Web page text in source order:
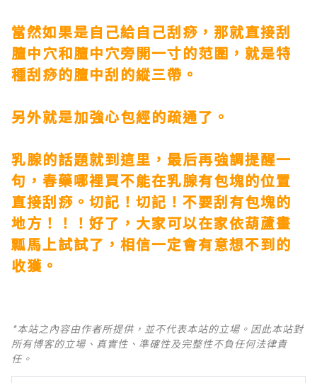
當然如果是自己給自己刮痧，那就直接刮
膻中穴和膻中穴旁開一寸的范圍，就是特
種刮痧的膻中刮的縱三帶。
另外就是加強心包經的疏通了。
乳腺的話題就到這里，最后再強調提醒一
句， 春藥哪裡買不能在乳腺有包塊的位置
直接刮痧。切記！切記！不要刮有包塊的
地方！！！好了，大家可以在家依葫蘆畫
瓢馬上試試了，相信一定會有意想不到的
收獲。
*本站之內容由作者所提供，並不代表本站的立場。因此本站對
所有博客的立場、真實性、準確性及完整性不負任何法律責
任。